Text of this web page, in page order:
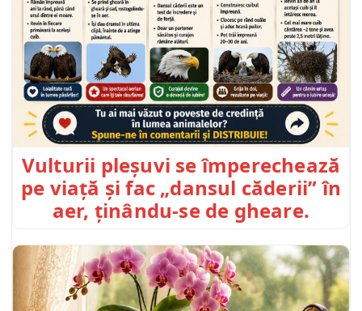
Vulturii pleșuvi se împerechează
pe viață și fac „dansul căderii” în
aer, ținându-se de gheare.